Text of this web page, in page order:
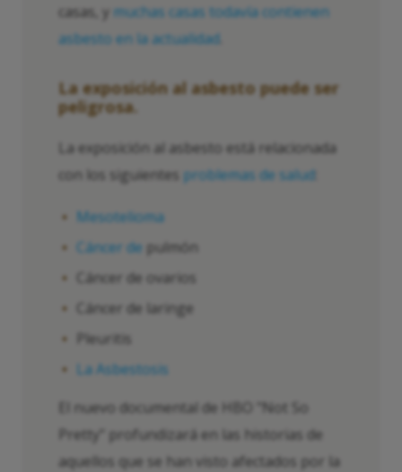
casas, y muchas casas todavía contienen
asbesto en la actualidad
La exposición al asbesto puede ser
peligrosa.
La exposición al asbesto está relacionada
con los siguientes problemas de salud
Mesotelioma
Cáncer de pulmón
Cáncer de ovarios
Cáncer de laringe
Pleuritis
La Asbestosis
El nuevo documental de HBO "Not So
Pretty" profundizará en las historias de
aquellos que se han visto afectados por la